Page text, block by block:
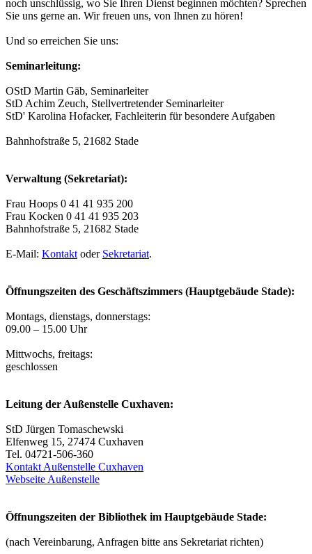
noch unschlüssig, wo Sie Ihren Dienst beginnen möchten? Sprechen
Sie uns gerne an. Wir freuen uns, von Ihnen zu hören!
Und so erreichen Sie uns:
Seminarleitung:
OStD Martin Gäb, Seminarleiter
StD Achim Zeuch, Stellvertretender Seminarleiter
StD' Karolina Hofacker, Fachleiterin für besondere Aufgaben
Bahnhofstraße 5, 21682 Stade
Verwaltung (Sekretariat):
Frau Hoops 0 41 41 935 200
Frau Kocken 0 41 41 935 203
Bahnhofstraße 5, 21682 Stade
E-Mail: Kontaktoder Sekretariat.
Öffnungszeiten des Geschäftszimmers (Hauptgebäude Stade):
Montags, dienstags, donnerstags:
09.00 – 15.00 Uhr
Mittwochs, freitags:
geschlossen
Leitung der Außenstelle Cuxhaven:
StD Jürgen Tomaschewski
Elfenweg 15, 27474 Cuxhaven
Tel. 04721-506-360
Kontakt Außenstelle Cuxhaven
Webseite Außenstelle
Öffnungszeiten der Bibliothek im Hauptgebäude Stade:
(nach Vereinbarung, Anfragen bitte ans Sekretariat richten)